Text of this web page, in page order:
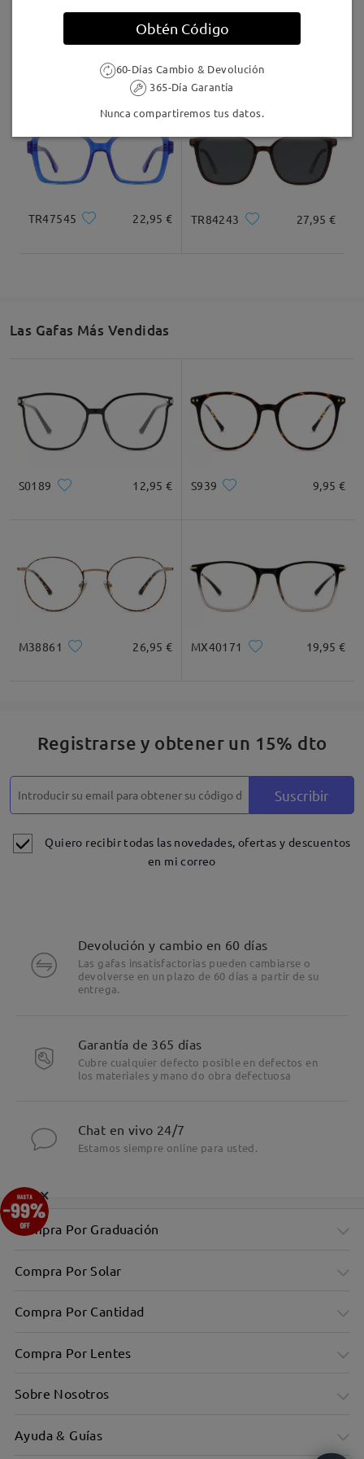
9,95 € MT74546
TR47545 22,95 € TR84243 27,95 €
Las Gafas Más Vendidas
S0189 12,95 € S939 9,95 €
M38861 26,95 € MX40171 19,95 €
Registrarse y obtener un 15% dto
Suscribir
Quiero recibir todas las novedades, ofertas y descuentos
en mi correo
Devolución y cambio en 60 días
Las gafas insatisfactorias pueden cambiarse o
devolverse en un plazo de 60 días a partir de su
entrega.
Garantía de 365 días
Cubre cualquier defecto posible en defectos en
los materiales y mano do obra defectuosa
Chat en vivo 24/7
Estamos siempre online para usted.
Compra Por Graduación
Compra Por Solar
Compra Por Cantidad
Compra Por Lentes
Sobre Nosotros
Ayuda & Guías
×
Obtén Código
60-Días Cambio & Devolución
365-Día Garantía
Nunca compartiremos tus datos.